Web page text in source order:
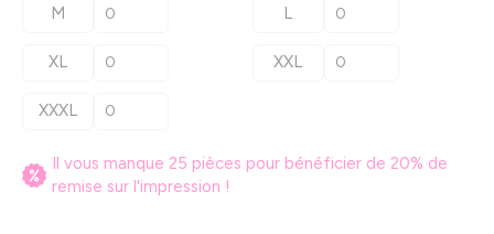
M L
XL XXL
XXXL
Il vous manque 25 pièces pour bénéficier de 20% de
remise sur l'impression !